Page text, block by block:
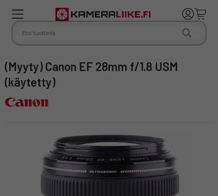
(Myyty) Canon EF 28mm f/1.8 USM
(käytetty)